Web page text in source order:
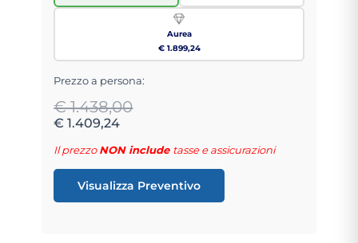
Aurea
€ 1.899,24
Prezzo a persona:
€ 1.438,00
€ 1.409,24
Il prezzoNON include tasse e assicurazioni
Visualizza Preventivo